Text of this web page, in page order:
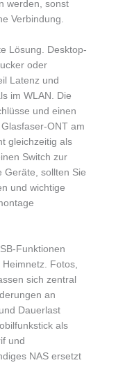
werden, sonst
Verbindung.
Lösung. Desktop-
oder
Latenz und
im WLAN. Die
und einen
ONT am
gleichzeitig als
Switch zur
Geräte, sollten Sie
und wichtige
Funktionen
Fotos,
sich zentral
an
Dauerlast
als
und
NAS ersetzt